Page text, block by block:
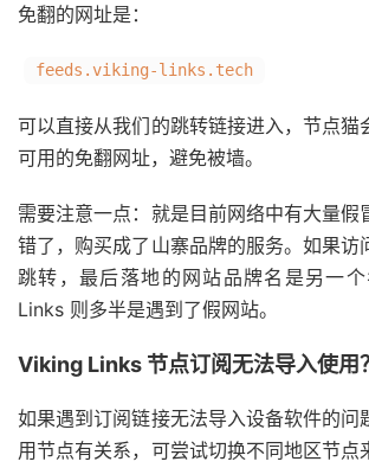
免翻的网址是：
feeds.viking-links.tech
可以直接从我们的跳转链接进入，节点猫
可用的免翻网址，避免被墙。
需要注意一点：就是目前网络中有大量假
错了，购买成了山寨品牌的服务。如果访
跳转，最后落地的网站品牌名是另一
Links 则多半是遇到了假网站。
Viking Links 节点订阅无法导入使用？
如果遇到订阅链接无法导入设备软件的问
用节点有关系，可尝试切换不同地区节点